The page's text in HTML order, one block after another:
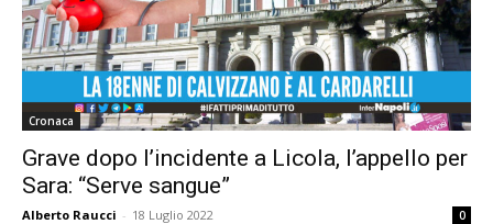
Cronaca
Grave dopo l’incidente a Licola, l’appello per
Sara: “Serve sangue”
Alberto Raucci - 18 Luglio 2022 0